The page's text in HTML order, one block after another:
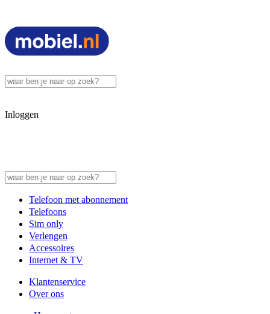
Inloggen
Telefoon met abonnement
Telefoons
Sim only
Verlengen
Accessoires
Internet & TV
Klantenservice
Over ons